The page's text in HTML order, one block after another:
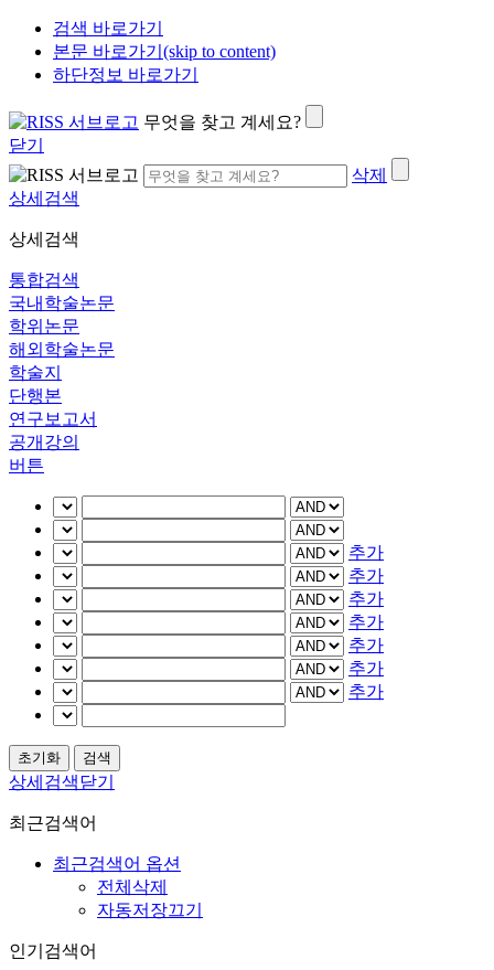
검색 바로가기
본문 바로가기(skip to content)
하단정보 바로가기
무엇을 찾고 계세요?
닫기
삭제
상세검색
상세검색
통합검색
국내학술논문
학위논문
해외학술논문
학술지
단행본
연구보고서
공개강의
버튼
추가
추가
추가
추가
추가
추가
추가
상세검색닫기
최근검색어
최근검색어 옵션
전체삭제
자동저장끄기
인기검색어